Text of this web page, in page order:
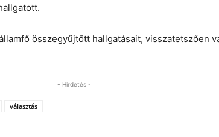
összegyűjtött hallgatásait, visszatetszően
- Hirdetés -
választás